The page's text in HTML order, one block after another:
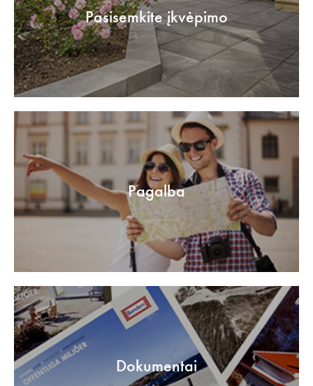
Pasisemkite įkvėpimo
Pagalba
Dokumentai